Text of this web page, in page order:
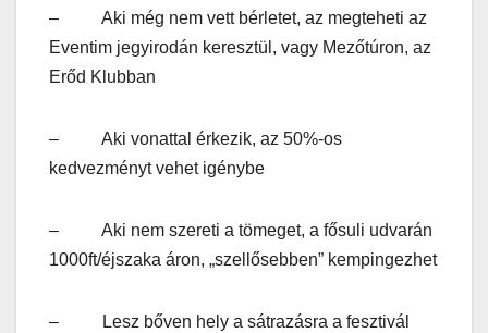
– Aki még nem vett bérletet, az megteheti az
Eventim jegyirodán keresztül, vagy Mezőtúron, az
Erőd Klubban
– Aki vonattal érkezik, az 50%-os
kedvezményt vehet igénybe
– Aki nem szereti a tömeget, a fősuli udvarán
1000ft/éjszaka áron, „szellősebben” kempingezhet
– Lesz bőven hely a sátrazásra a fesztivál